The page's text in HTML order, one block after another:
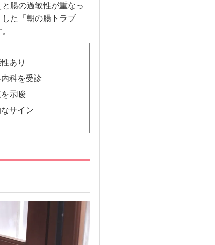
腸の過敏性が重なっ
た「朝の腸トラブ
あり
科を受診
示唆
サイン